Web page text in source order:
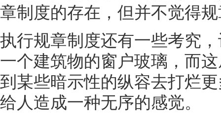
章制度的存在，但并不觉得
执行规章制度还有一些考究
一个建筑物的窗户玻璃，而
到某些暗示性的纵容去打烂
给人造成一种无序的感觉。